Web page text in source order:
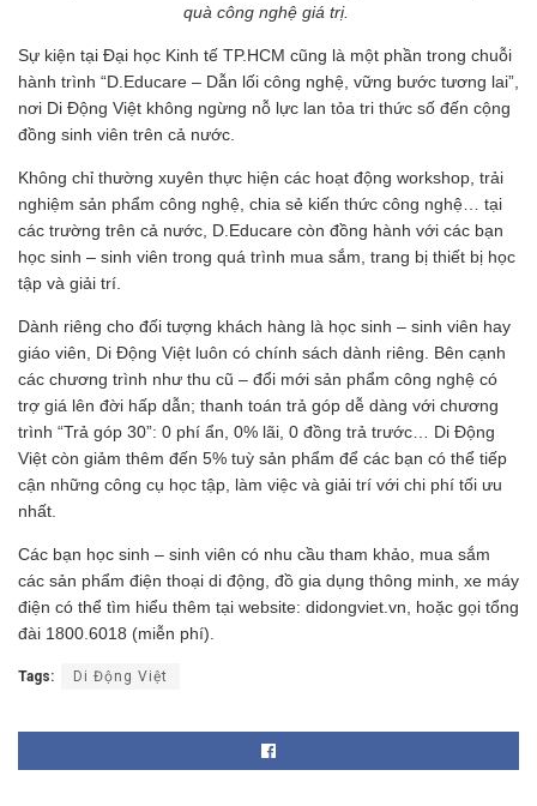
quà công nghệ giá trị.
Sự kiện tại Đại học Kinh tế TP.HCM cũng là một phần trong chuỗi
hành trình “D.Educare – Dẫn lối công nghệ, vững bước tương lai”,
nơi Di Động Việt không ngừng nỗ lực lan tỏa tri thức số đến cộng
đồng sinh viên trên cả nước.
Không chỉ thường xuyên thực hiện các hoạt động workshop, trải
nghiệm sản phẩm công nghệ, chia sẻ kiến thức công nghệ… tại
các trường trên cả nước, D.Educare còn đồng hành với các bạn
học sinh – sinh viên trong quá trình mua sắm, trang bị thiết bị học
tập và giải trí.
Dành riêng cho đối tượng khách hàng là học sinh – sinh viên hay
giáo viên, Di Động Việt luôn có chính sách dành riêng. Bên cạnh
các chương trình như thu cũ – đổi mới sản phẩm công nghệ có
trợ giá lên đời hấp dẫn; thanh toán trả góp dễ dàng với chương
trình “Trả góp 30”: 0 phí ẩn, 0% lãi, 0 đồng trả trước… Di Động
Việt còn giảm thêm đến 5% tuỳ sản phẩm để các bạn có thể tiếp
cận những công cụ học tập, làm việc và giải trí với chi phí tối ưu
nhất.
Các bạn học sinh – sinh viên có nhu cầu tham khảo, mua sắm
các sản phẩm điện thoại di động, đồ gia dụng thông minh, xe máy
điện có thể tìm hiểu thêm tại website: didongviet.vn, hoặc gọi tổng
đài 1800.6018 (miễn phí).
Tags: Di Động Việt